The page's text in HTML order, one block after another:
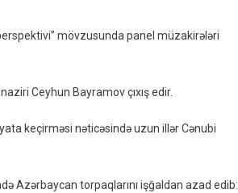
mövzusunda panel müzakirələri
Ceyhun Bayramov çıxış edir.
keçirməsi nəticəsində uzun illər Cənubi
Azərbaycan torpaqlarını işğaldan azad edib: